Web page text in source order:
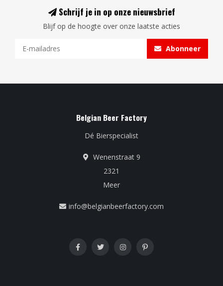
Schrijf je in op onze nieuwsbrief
Blijf op de hoogte over onze laatste acties
Abonneer
Belgian Beer Factory
Dé Bierspecialist
Wenenstraat 9
2321
Meer
info@belgianbeerfactory.com